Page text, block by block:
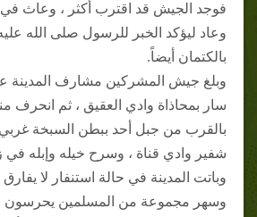
فوجد الجيش قد اقترب أكثر ، وعاث في
وعاد ليؤكد الخبر للرسول صلى الله
بالكتمان أيضاً.
وبلغ جيش المشركين مشارف المدينة
سار بمحاذاة وادي العقيق ، ثم انحرف
بالقرب من جبل أحد ببطن السبخة
شفير وادي قناة ، وسرح خيله وإبله في
وباتت المدينة في حالة استنفار لا يفارق
وسهر مجموعة من المسلمين يحرسون